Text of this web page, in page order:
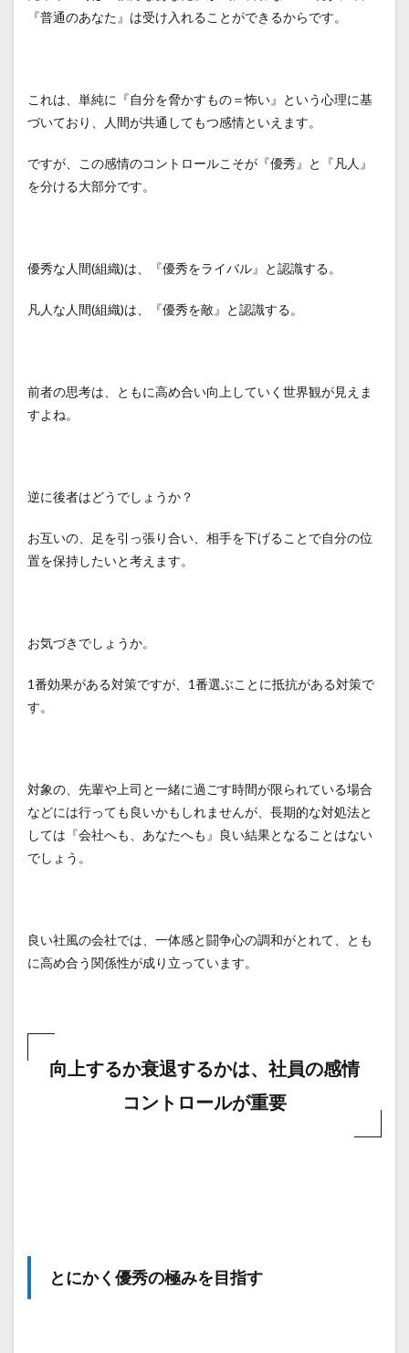
『普通のあなた』は受け入れることができるからです。
これは、単純に『自分を脅かすもの＝怖い』という心理に基
づいており、人間が共通してもつ感情といえます。
ですが、この感情のコントロールこそが『優秀』と『凡人』
を分ける大部分です。
優秀な人間(組織)は、『優秀をライバル』と認識する。
凡人な人間(組織)は、『優秀を敵』と認識する。
前者の思考は、ともに高め合い向上していく世界観が見えま
すよね。
逆に後者はどうでしょうか？
お互いの、足を引っ張り合い、相手を下げることで自分の位
置を保持したいと考えます。
お気づきでしょうか。
1番効果がある対策ですが、1番選ぶことに抵抗がある対策で
す。
対象の、先輩や上司と一緒に過ごす時間が限られている場合
などには行っても良いかもしれませんが、長期的な対処法と
しては『会社へも、あなたへも』良い結果となることはない
でしょう。
良い社風の会社では、一体感と闘争心の調和がとれて、とも
に高め合う関係性が成り立っています。
向上するか衰退するかは、社員の感情
コントロールが重要
とにかく優秀の極みを目指す